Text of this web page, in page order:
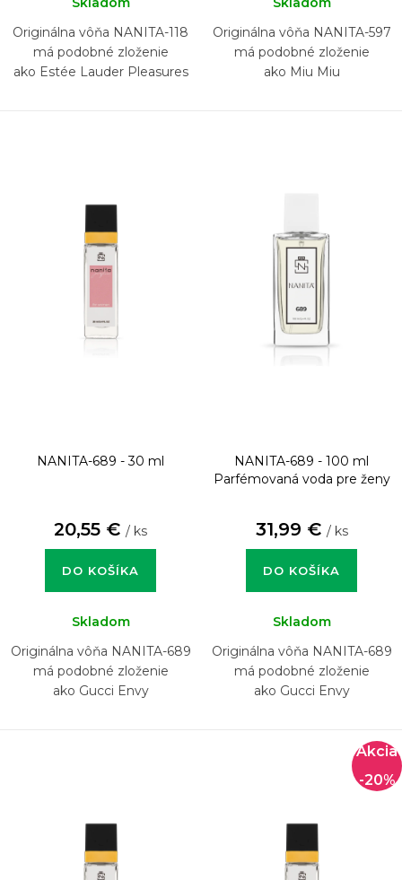
Originálna vôňa NANITA-118
má podobné zloženie
ako Estée Lauder Pleasures
Originálna vôňa NANITA-597
má podobné zloženie
ako Miu Miu
NANITA-689 - 30 ml
20,55 € / ks
DO KOŠÍKA
Skladom
Originálna vôňa NANITA-689
má podobné zloženie
ako Gucci Envy
NANITA-689 - 100 ml
Parfémovaná voda pre ženy
31,99 € / ks
DO KOŠÍKA
Skladom
Originálna vôňa NANITA-689
má podobné zloženie
ako Gucci Envy
-20%